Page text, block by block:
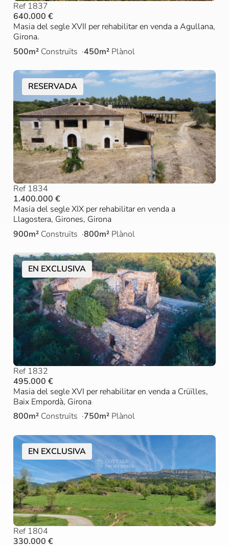
Ref 1837
640.000 €
Masia del segle XVII per rehabilitar en venda a Agullana,
Girona.
500m² Construïts 450m² Plànol
RESERVADA
Ref 1834
1.400.000 €
Masia del segle XIX per rehabilitar en venda a
Llagostera, Girones, Girona
900m² Construïts 800m² Plànol
EN EXCLUSIVA
Ref 1832
495.000 €
Masia del segle XVI per rehabilitar en venda a Crüïlles,
Baix Empordà, Girona
800m² Construïts 750m² Plànol
EN EXCLUSIVA
Ref 1804
330.000 €